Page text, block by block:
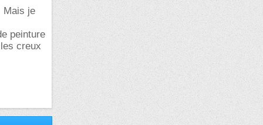
Mais je
peinture
creux